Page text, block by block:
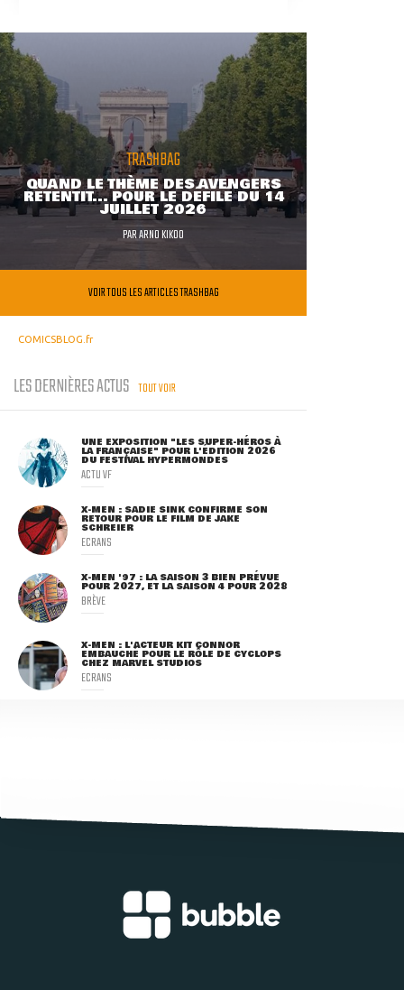
TRASHBAG
QUAND LE THÈME DES AVENGERS
RETENTIT... POUR LE DÉFILÉ DU 14
JUILLET 2026
PARARNO KIKOO
VOIR TOUS LES ARTICLES TRASHBAG
COMICSBLOG.fr
LES DERNIÈRES ACTUS TOUT VOIR
UNE EXPOSITION "LES SUPER-HÉROS À
LA FRANÇAISE" POUR L'ÉDITION 2026
DU FESTIVAL HYPERMONDES
ACTU VF
X-MEN : SADIE SINK CONFIRME SON
RETOUR POUR LE FILM DE JAKE
SCHREIER
ECRANS
X-MEN '97 : LA SAISON 3 BIEN PRÉVUE
POUR 2027, ET LA SAISON 4 POUR 2028
BRÈVE
X-MEN : L'ACTEUR KIT CONNOR
EMBAUCHÉ POUR LE RÔLE DE CYCLOPS
CHEZ MARVEL STUDIOS
ECRANS